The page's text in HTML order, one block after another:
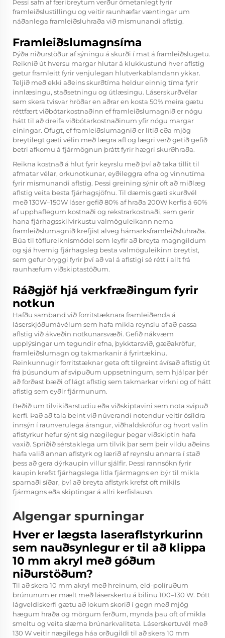
Þessi safn af færibreytum verður ómetanlegt fyrir
framleiðslustillingu og veitir raunhæfar væntingar um
náðanlega framleiðsluhraða við mismunandi aflstig.
Framleiðslumagnsíma
Þýða niðurstöður af sýningu á skurði í mat á framleiðslugetu.
Reiknið út hversu margar hlutar á klukkustund hver aflstig
getur framleitt fyrir venjulegan hlutverkablandann ykkar.
Teljið með ekki aðeins skurðtíma heldur einnig tíma fyrir
innlæsingu, staðsetningu og útlæsingu. Láserskurðvélar
sem skera tvisvar hröðar en aðrar en kosta 50% meira gætu
réttfært viðbótarkostnaðinn ef framleiðslumagnið er nógu
hátt til að dreifa viðbótarkostnaðinum yfir nógu margar
einingar. Öfugt, ef framleiðslumagnið er lítið eða mjög
breytilegt gæti vélin með lægra afl og lægri verð getið gefið
betri afkomu á fjármögnun þrátt fyrir hægri skurðhraða.
Reikna kostnað á hlut fyrir keyrslu með því að taka tillit til
afmatar vélar, orkunotkunar, eyðileggra efna og vinnutíma
fyrir mismunandi aflstig. Þessi greining sýnir oft að miðlæg
aflstig veita besta fjárhagsjöfnu. Til dæmis gæti skurðvél
með 130W–150W láser gefið 80% af hraða 200W kerfis á 60%
af upphaflegum kostnaði og rekstrarkostnaði, sem gerir
hana fjárhagsskilvirkustu valmöguleikann nema
framleiðslumagnið krefjist alveg hámarksframleiðsluhraða.
Búa til töflureiknismódel sem leyfir að breyta magngildum
og sjá hvernig fjárhagsleg besta valmöguleikinn breytist,
sem gefur öryggi fyrir því að val á aflstigi sé rétt í allt frá
raunhæfum viðskiptastöðum.
Ráðgjöf hjá verkfræðingum fyrir
notkun
Hafðu samband við forritstæknara framleiðenda á
láserskjóðumávélum sem hafa mikla reynslu af að passa
aflstig við ákveðin notkunarsvæði. Gefið nákvæm
upplýsingar um tegundir efna, þykktarsvið, gæðakröfur,
framleiðslumagn og takmarkanir á fyrirtækinu.
Reinkunnugir forritstæknar geta oft tilgreint ávísað aflstig út
frá þúsundum af svipuðum uppsetningum, sem hjálpar þér
að forðast bæði of lágt aflstig sem takmarkar virkni og of hátt
aflstig sem eyðir fjármunum.
Beðið um tilvikiðarstudiu eða viðskiptavini sem nota svipuð
kerfi. Það að tala beint við núverandi notendur veitir ósíldra
innsýn í raunverulega árangur, viðhaldskröfur og hvort valin
aflstyrkur hefur sýnt sig nægilegur þegar viðskiptin hafa
vaxið. Spriðið sérstaklega um tilvik þar sem þeir vildu aðeins
hafa valið annan aflstyrk og lærið af reynslu annarra í stað
þess að gera dýrkaupin villur sjálfir. Þessi rannsókn fyrir
kaupin krefst fjárhagslega litla fjármagns en býr til mikla
sparnaði síðar, því að breyta aflstyrk krefst oft mikils
fjármagns eða skiptingar á allri kerfislausn.
Algengar spurningar
Hver er lægsta laseraflstyrkurinn
sem nauðsynlegur er til að klippa
10 mm akryl með góðum
niðurstöðum?
Til að skera 10 mm akryl með hreinum, eld-políruðum
brúnunum er mælt með láserskertu á bilinu 100–130 W. Þótt
lágveldiskerfi gætu að lokum skorið í gegn með mjög
hægum hraða og mörgum ferðum, mynda þau oft of mikla
smeltu og veita slæma brúnarkvaliteta. Láserskertuvél með
130 W veitir nægilega háa orðugildi til að skera 10 mm